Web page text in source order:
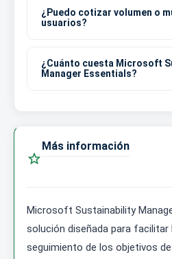
¿Puedo cotizar volumen o
usuarios?
¿Cuánto cuesta Microsoft
Manager Essentials?

Más información
Microsoft Sustainability
solución diseñada para facilitar
seguimiento de los objetivos